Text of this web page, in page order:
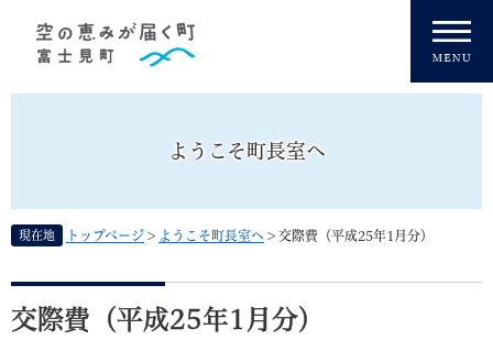
ようこそ町長室へ
現在地 トップページ > ようこそ町長室へ > 交際費（平成25年1月分）
本
文
交際費（平成25年1月分）